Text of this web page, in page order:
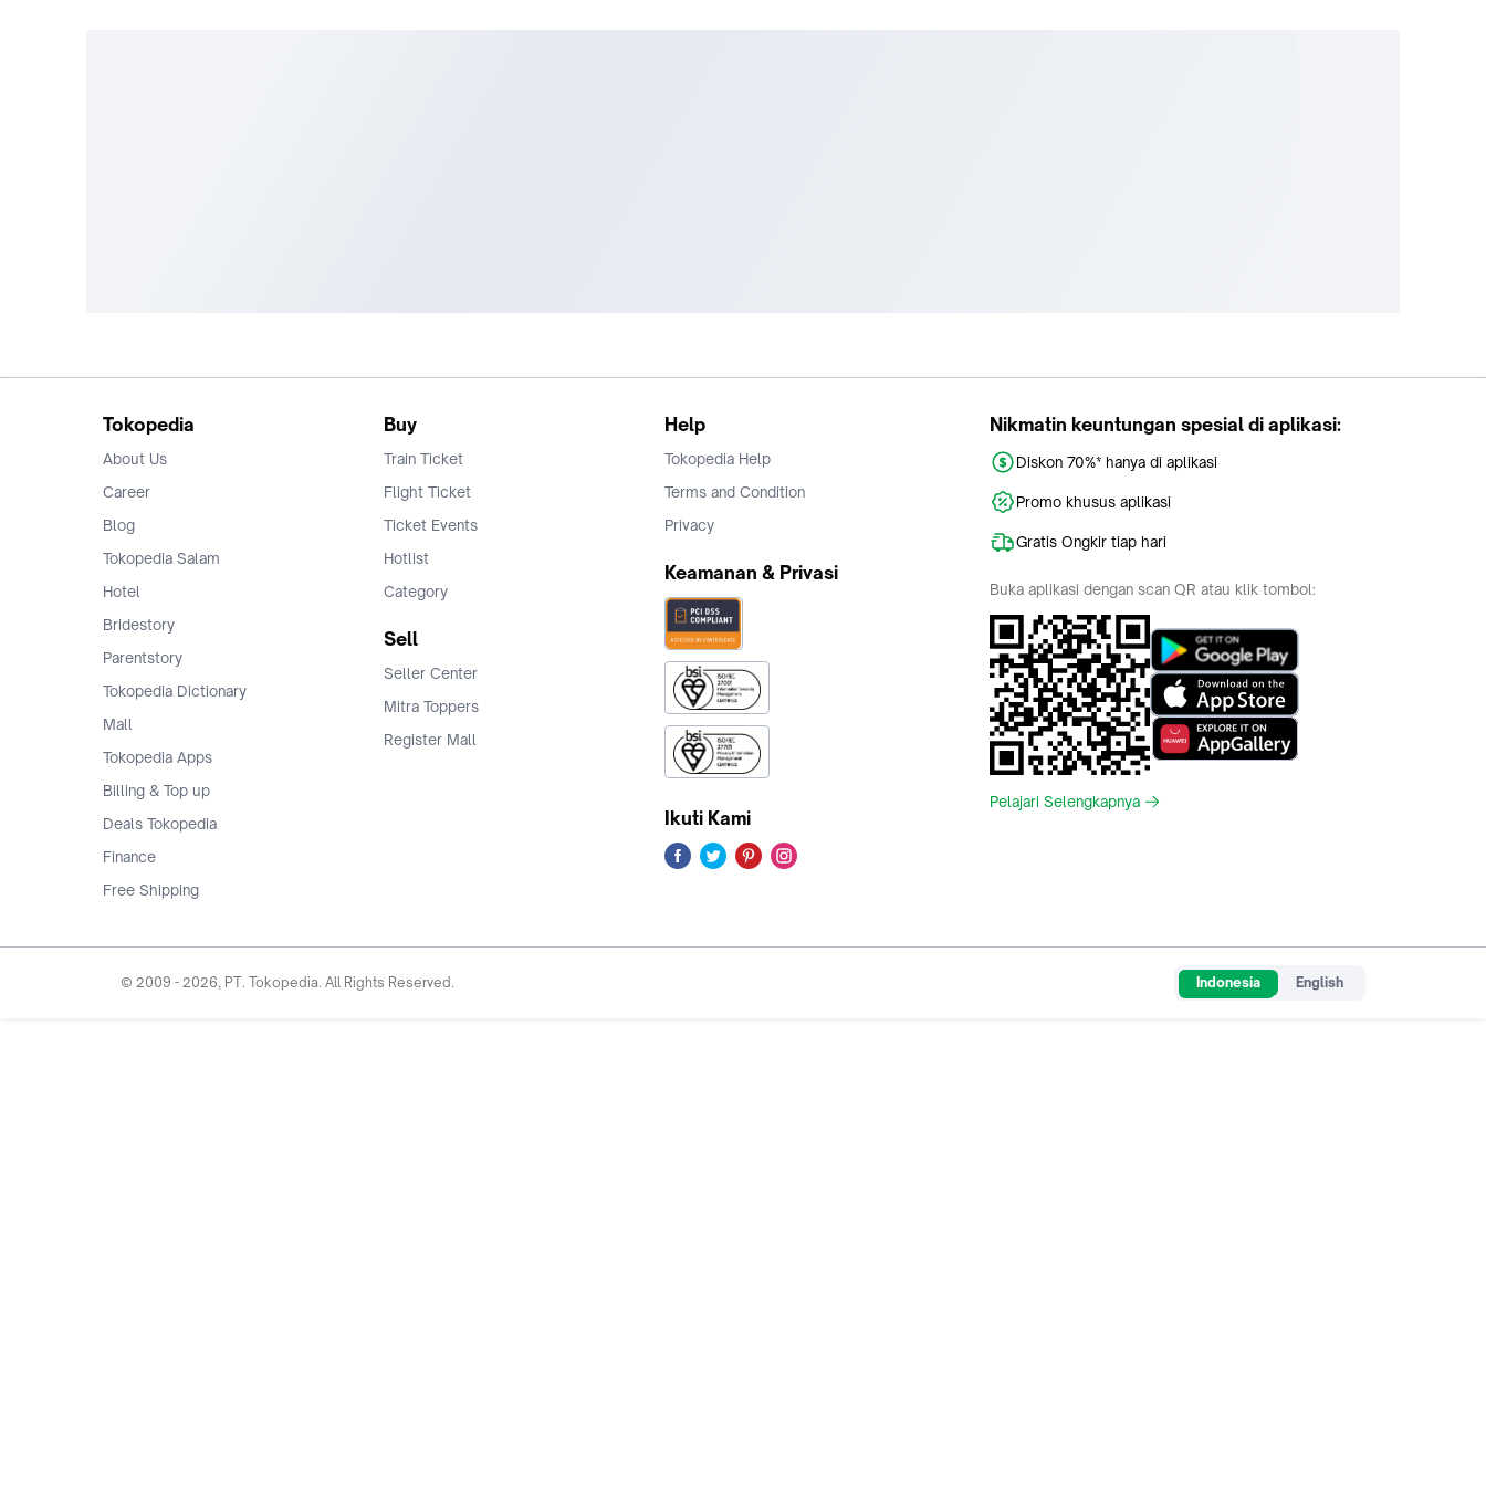
- Bilas hingga bersih
Untuk hasil yang optimal, gunakan juga Intensive Acne Care dan
Tokopedia
About Us
Career
Blog
Tokopedia Salam
Hotel
Bridestory
Parentstory
Tokopedia Dictionary
Mall
Tokopedia Apps
Billing & Top up
Deals Tokopedia
Finance
Free Shipping
Buy
Train Ticket
Flight Ticket
Ticket Events
Hotlist
Category
Sell
Seller Center
Mitra Toppers
Register Mall
Help
Tokopedia Help
Terms and Condition
Privacy
Keamanan & Privasi
Ikuti Kami
Nikmatin keuntungan spesial di aplikasi:
Diskon 70%* hanya di aplikasi
Promo khusus aplikasi
Gratis Ongkir tiap hari
Buka aplikasi dengan scan QR atau klik tombol:
Pelajari Selengkapnya
© 2009 - 2026, PT. Tokopedia. All Rights Reserved. Indonesia English